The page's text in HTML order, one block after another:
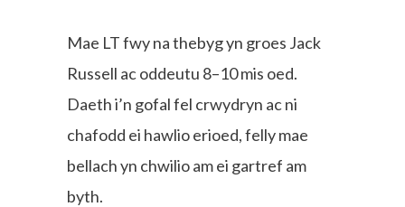
Mae LT fwy na thebyg yn groes Jack
Russell ac oddeutu 8–10 mis oed.
Daeth i’n gofal fel crwydryn ac ni
chafodd ei hawlio erioed, felly mae
bellach yn chwilio am ei gartref am
byth.